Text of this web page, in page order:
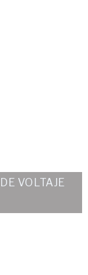
VOLTAJE